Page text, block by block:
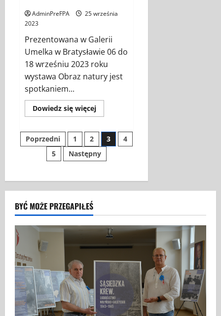
AdminPreFPA
25 września
2023
Prezentowana w Galerii
Umelka w Bratysławie 06 do
18 wrześniu 2023 roku
wystawa Obraz natury jest
spotkaniem...
Dowiedz się więcejDowiedz
się
OBRAZ
PRZYRODY
–
wystawa
w
Stronicowanie
wpisów
Poprzedni 1 2 3
4
5
Następny
BYĆ MOŻE PRZEGAPIŁEŚ